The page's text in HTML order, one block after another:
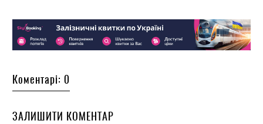
Коментарі: 0
ЗАЛИШИТИ КОМЕНТАР